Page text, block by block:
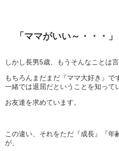
「ママがいい～・・・」
しかし長男5歳、もうそんなことは言
もちろんまだまだ『ママ大好き』で
一緒では退屈だということを知って
お友達を求めています。
この違い、それをただ『成長』『年
が、